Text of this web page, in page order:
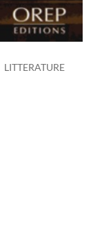
LITTERATURE